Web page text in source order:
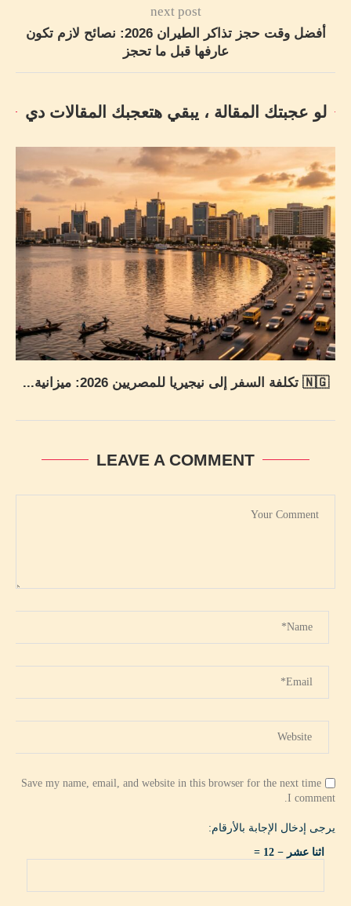
next post
أفضل وقت حجز تذاكر الطيران 2026: نصائح لازم تكون
عارفها قبل ما تحجز
لو عجبتك المقالة ، يبقي هتعجبك المقالات دي
🇳🇬 تكلفة السفر إلى نيجيريا للمصريين 2026: ميزانية...
LEAVE A COMMENT
Save my name, email, and website in this browser for the next time
I comment.
يرجى إدخال الإجابة بالأرقام:
اثنا عشر − 12 =